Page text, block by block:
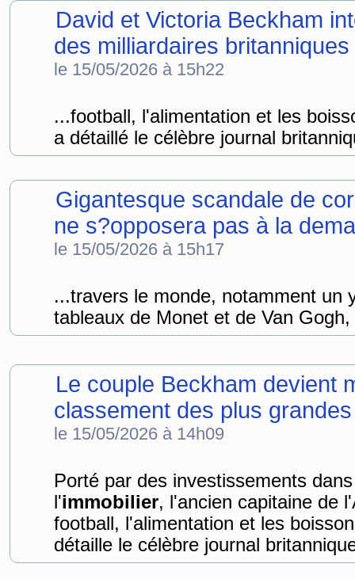
David et Victoria Beckham
des milliardaires britanniques
le 15/05/2026 à 15h22
...football, l'alimentation et les
a détaillé le célèbre journal
Gigantesque scandale de
ne s?opposera pas à la
le 15/05/2026 à 15h17
...travers le monde, notamment un
tableaux de Monet et de Van
Le couple Beckham devient
classement des plus
le 15/05/2026 à 14h09
Porté par des investissements
l'immobilier, l'ancien capitaine de
football, l'alimentation et les
détaille le célèbre journal